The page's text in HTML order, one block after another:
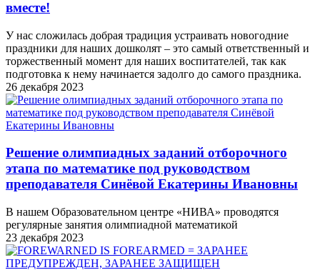
вместе!
У нас сложилась добрая традиция устраивать новогодние
праздники для наших дошколят – это самый ответственный и
торжественный момент для наших воспитателей, так как
подготовка к нему начинается задолго до самого праздника.
26 декабря 2023
Решение олимпиадных заданий отборочного
этапа по математике под руководством
преподавателя Синёвой Екатерины Ивановны
В нашем Образовательном центре «НИВА» проводятся
регулярные занятия олимпиадной математикой
23 декабря 2023